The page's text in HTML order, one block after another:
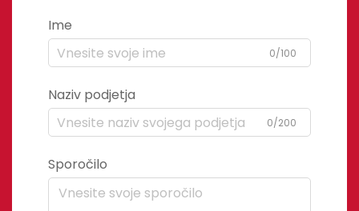
Ime
0/100
Naziv podjetja
0/200
Sporočilo